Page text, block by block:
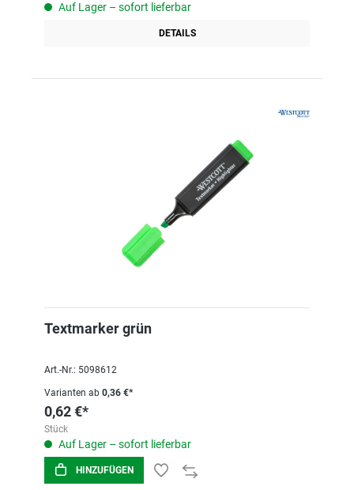
Auf Lager – sofort lieferbar
DETAILS
Textmarker grün
Art.-Nr.: 5098612
Varianten ab 0,36 €*
0,62 €*
Stück
Auf Lager – sofort lieferbar
HINZUFÜGEN